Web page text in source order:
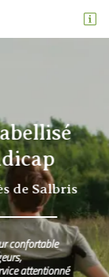

Salbris
attentionné